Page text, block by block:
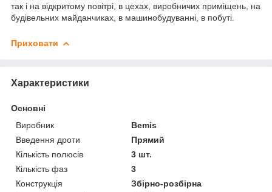
так і на відкритому повітрі, в цехах, виробничих приміщень, на
будівельних майданчиках, в машинобудуванні, в побуті.
Приховати
Характеристики
Основні
Виробник
Bemis
Введення дроти
Прямий
Кількість полюсів
3 шт.
Кількість фаз
3
Конструкція
Збірно-розбірна